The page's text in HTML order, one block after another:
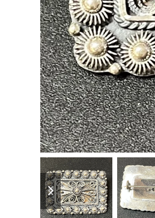
previous
slide
next
slide